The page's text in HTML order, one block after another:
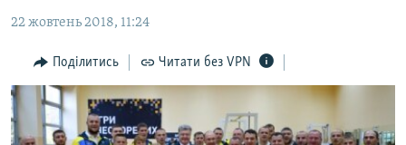
основної
Перейти
до
пошуку
БЛОГИ
ПОГЛЯД
ІНТЕРВ'Ю
ВСЕ ЗА ДЕНЬ
22 жовтень 2018, 11:24
Поділитись Читати без VPN